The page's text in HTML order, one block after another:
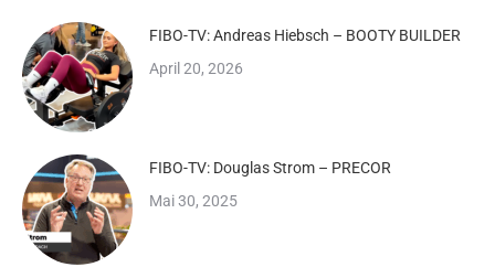
FIBO-TV: Andreas Hiebsch – BOOTY BUILDER
April 20, 2026
FIBO-TV: Douglas Strom – PRECOR
Mai 30, 2025